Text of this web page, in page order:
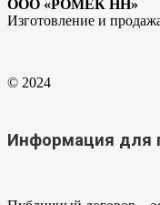
ООО «РОМЕК НН»
Изготовление и
© 2024
Информация для